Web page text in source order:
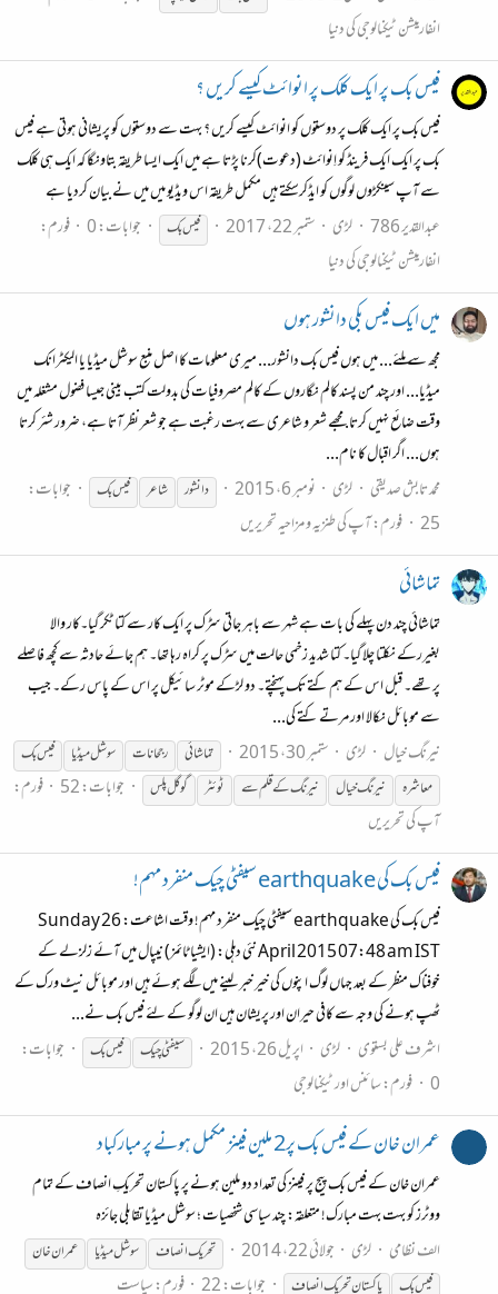
انفارمیشن ٹیکنالوجی کی دنیا
فیس بک پر ایک کلک پر انوائٹ کیسے کریں ؟
فیس بک پر ایک کلک پر دوستوں کو انوائٹ کیسے کریں ؟ بہت سے دوستوں کو پریشانی ہوتی ہے فیس
بک پر ایک ایک فرینڈ کو اِنوائٹ (دعوت)کرنا پڑتا ہے میں ایک ایسا طریقہ بتاونگا کہ ایک ہی کلک
سے آپ سینکڑوں لوگوں کو ایڈکرسکتے ہیں مکمل طریقہ اس ویڈیو میں میں نے بیان کردیا ہے
عبدالقدیر 786
لڑی ستمبر 22، 2017 فیسبک جوابات: 0
فورم:
انفارمیشن ٹیکنالوجی کی دنیا
میں ایک فیس بکی دانشور ہوں
مجھ سے ملئے... میں ہوں فیس بک دانشور... میری معلومات کا اصل منبع سوشل میڈیا یا الیکٹرانک
میڈیا... اور چند من پسند کالم نگاروں کے کالم مصروفیات کی بدولت کتب بینی جیسا فضول مشغلہ میں
وقت ضائع نہیں کرتا. مجھے شعر و شاعری سے بہت رغبت ہے جو شعر نظر آتا ہے، ضرور شئر کرتا
ہوں... اگر اقبال کا نام...
محمد تابش صدیقی
لڑی نومبر 6، 2015 دانشور شاعر فیسبک
جوابات:
25 فورم:آپ کی طنزیہ و مزاحیہ تحریریں
تماشائی
تماشائی چند دن پہلے کی بات ہے شہر سے باہر جاتی سڑک پر ایک کار سے کتا ٹکر گیا۔کار والا
بغیررکے نکلتا چلا گیا۔ کتا شدید زخمی حالت میں سڑک پر کراہ رہا تھا۔ ہم جائے حادثہ سے کچھ فاصلے
پر تھے۔ قبل اس کے ہم کتے تک پہنچتے۔ دو لڑکے موٹر سائیکل پر اس کے پاس رکے۔ جیب
سے موبائل نکالا اور مرتے کتے کی...
نیرنگ خیال
لڑی ستمبر 30، 2015 تماشائی رجحانات سوشل میڈیا فیسبک
معاشرہ
نیرنگ خیال نیرنگ کے قلم سے ٹوئٹر گوگل پلس جوابات: 52
فورم:
آپ کی تحریریں
فیس بک کی earthquake سیفٹی چیک منفرد مہم!
فیس بک کی earthquake سیفٹی چیک منفرد مہم! وقت اشاعت: Sunday 26
April 2015 07:48 am IST نئی دہلی: (ایشیا ٹائمز) نیپال میں آئے زلزلے کے
خوفناک منظر کے بعد جہاں لوگ اپنوں کی خیر خبر لینے میں لگے ہوئے ہیں اور موبائل نیٹ ورک کے
ٹھپ ہونے کی وجہ سے کافی حیران اور پریشان ہیں ان لوگو کے لئے فیس بک نے...
اشرف علی بستوی
لڑی اپریل 26، 2015 سیفٹی چیک فیسبک
جوابات:
0 فورم:سائنس اور ٹیکنالوجی
عمران خان کے فیس بک پر2 ملین فینز مکمل ہونے پر مبارکباد
عمران خان کے فیس بک پیج پر فینز کی تعداد دو ملین ہونے پر پاکستان تحریکِ انصاف کے تمام
ووٹرز کو بہت بہت مبارک! متعلقہ: چند سیاسی شخصیات ؛ سوشل میڈیا تقابلی جائزہ
الف نظامی
لڑی جولائی 22، 2014 تحریک انصاف سوشل میڈیا
عمران خان
فیسبک پاکستان تحریک انصاف جوابات: 22 فورم:سیاست